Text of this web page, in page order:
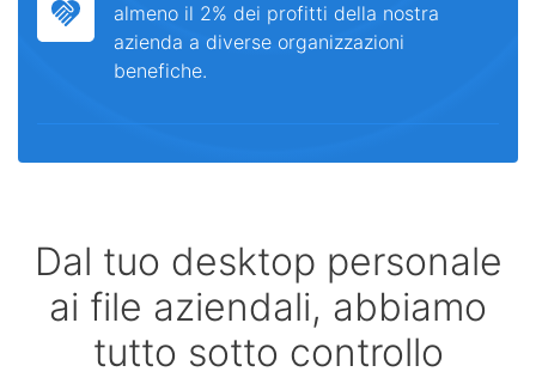
almeno il 2% dei profitti della nostra
azienda a diverse organizzazioni
benefiche.
Dal tuo desktop personale
ai file aziendali, abbiamo
tutto sotto controllo